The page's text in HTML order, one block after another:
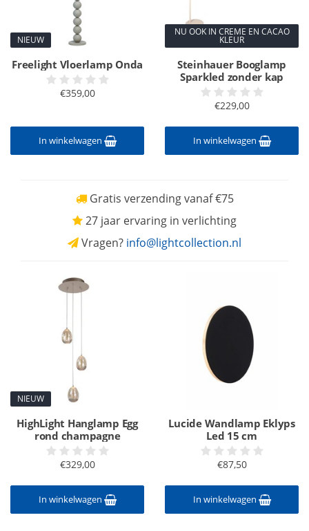
NIEUW
Freelight Vloerlamp Onda
€359,00
In winkelwagen
NU OOK IN CREME EN CACAO
KLEUR
Steinhauer Booglamp
Sparkled zonder kap
€229,00
In winkelwagen
Gratis verzending vanaf €75
27 jaar ervaring in verlichting
Vragen? info@lightcollection.nl
NIEUW
HighLight Hanglamp Egg
rond champagne
€329,00
In winkelwagen
Lucide Wandlamp Eklyps
Led 15 cm
€87,50
In winkelwagen